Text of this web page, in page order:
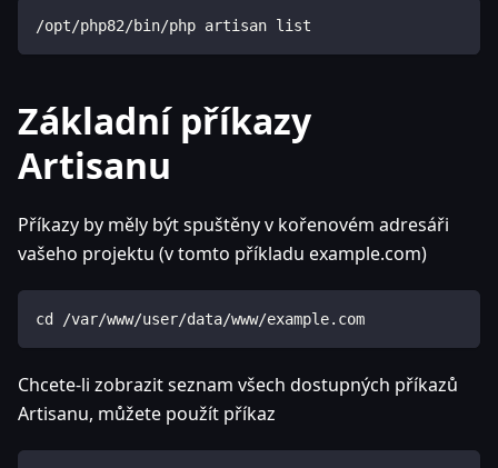
/opt/php82/bin/php artisan list
Základní příkazy
Artisanu
Příkazy by měly být spuštěny v kořenovém adresáři
vašeho projektu (v tomto příkladu example.com)
cd /var/www/user/data/www/example.com
Chcete-li zobrazit seznam všech dostupných příkazů
Artisanu, můžete použít příkaz